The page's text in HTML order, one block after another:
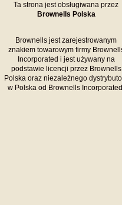
Ta strona jest obsługiwana przez
Brownells Polska
Brownells jest zarejestrowanym
znakiem towarowym firmy
Incorporated i jest używany na
podstawie licencji przez Brownells
Polska oraz niezależnego
w Polska od Brownells